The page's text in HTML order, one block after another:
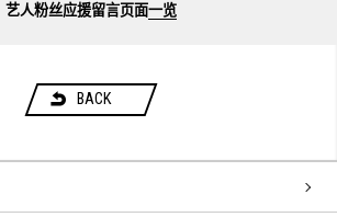
艺人粉丝应援留言页面一览
BACK